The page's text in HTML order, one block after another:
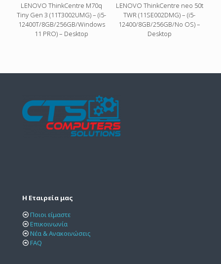
LENOVO ThinkCentre M70q
Tiny Gen 3 (11T3002UMG) – (i5-
12400T/8GB/256GB/Windows
11 PRO) – Desktop
LENOVO ThinkCentre neo 50t
TWR (11SE002DMG) – (i5-
12400/8GB/256GB/No OS) –
Desktop
Η Εταιρεία μας
Ποιοι είμαστε
Επικοινωνία
Νέα & Ανακοινώσεις
FAQ